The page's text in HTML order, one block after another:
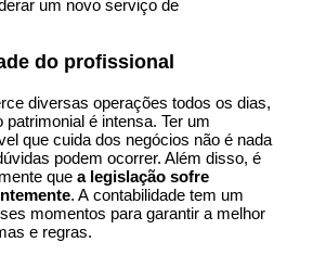
um novo serviço de
do profissional
diversas operações todos os dias,
é intensa. Ter um
que cuida dos negócios não é nada
podem ocorrer. Além disso, é
que a legislação sofre
. A contabilidade tem um
momentos para garantir a melhor
e regras.